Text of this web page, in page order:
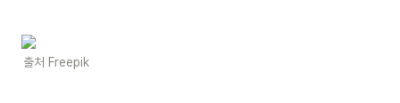
출처 Freepik